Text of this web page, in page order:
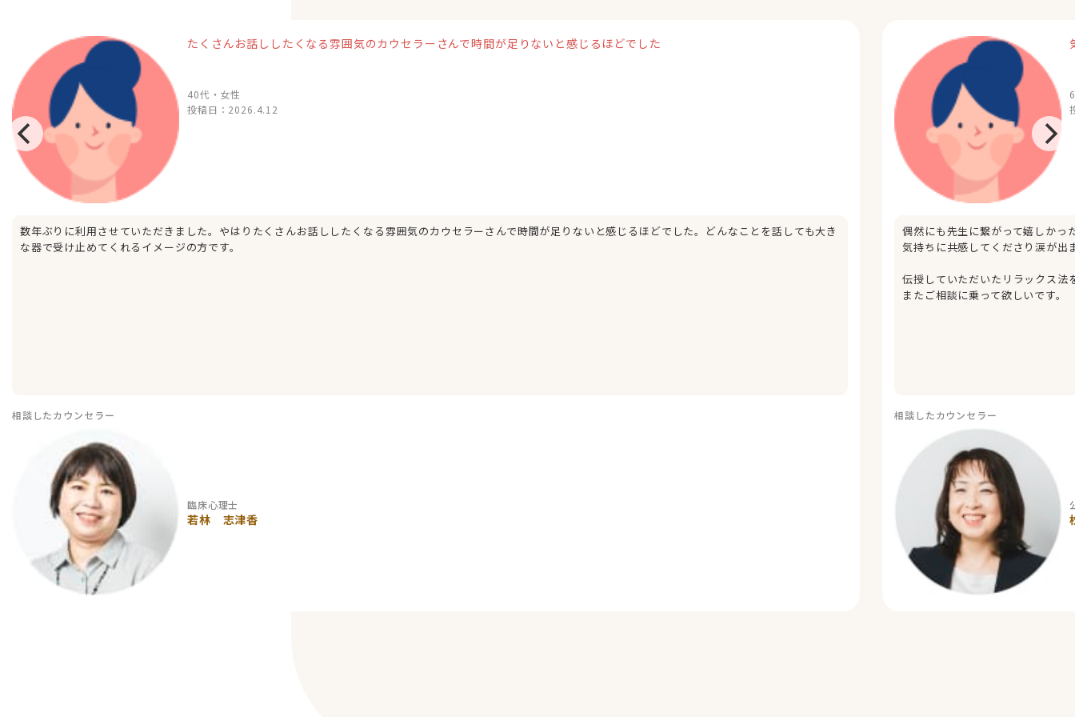
たくさんお話ししたくなる雰囲気のカウセラーさんで時間が足りないと感じるほどでした
40代・女性
投稿日： 2026.4.12
数年ぶりに利用させていただきました。やはりたくさんお話ししたくなる雰囲気のカウセラーさんで時間が足りないと感じるほどでした。どんなことを話しても大き
な器で受け止めてくれるイメージの方です。
相談したカウンセラー
臨床心理士
若林 志津香
偶然にも先生に繋がって嬉しかっ
気持ちに共感してくださり涙が出
伝授していただいたリラックス法
またご相談に乗って欲しいです。
相談したカウンセラー